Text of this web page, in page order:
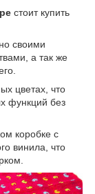
стоит купить
своими
а так же
цветах, что
функций без
коробке с
винила, что